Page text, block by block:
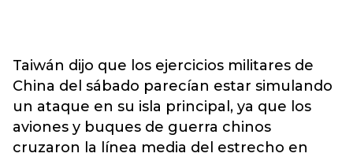
Taiwán dijo que los ejercicios militares de
China del sábado parecían estar simulando
un ataque en su isla principal, ya que los
aviones y buques de guerra chinos
cruzaron la línea media del estrecho en